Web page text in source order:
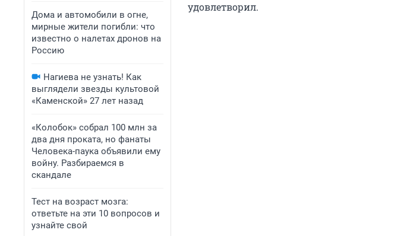
Дома и автомобили в огне,
мирные жители погибли: что
известно о налетах дронов на
Россию
Нагиева не узнать! Как
выглядели звезды культовой
«Каменской» 27 лет назад
«Колобок» собрал 100 млн за
два дня проката, но фанаты
Человека-паука объявили ему
войну. Разбираемся в
скандале
Тест на возраст мозга:
ответьте на эти 10 вопросов и
узнайте свой
удовлетворил.